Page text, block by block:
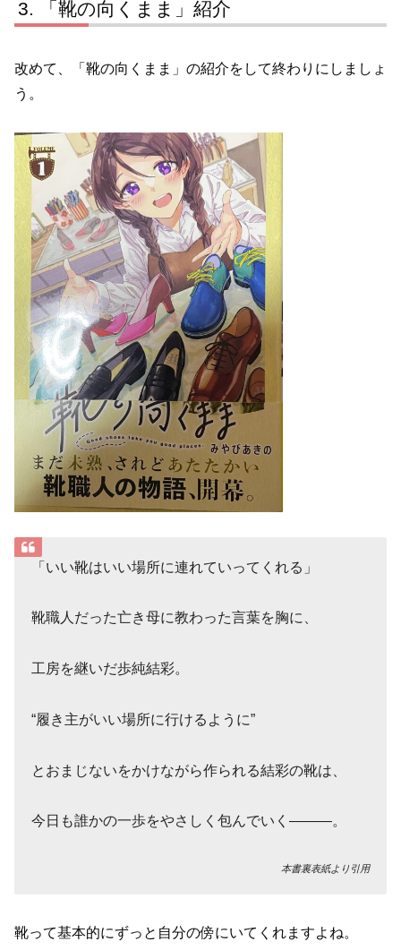
「靴の向くまま」紹介
改めて、「靴の向くまま」の紹介をして終わりにしましょ
う。
「いい靴はいい場所に連れていってくれる」
靴職人だった亡き母に教わった言葉を胸に、
工房を継いだ歩純結彩。
“履き主がいい場所に行けるように”
とおまじないをかけながら作られる結彩の靴は、
今日も誰かの一歩をやさしく包んでいく―――。
本書裏表紙より引用
靴って基本的にずっと自分の傍にいてくれますよね。